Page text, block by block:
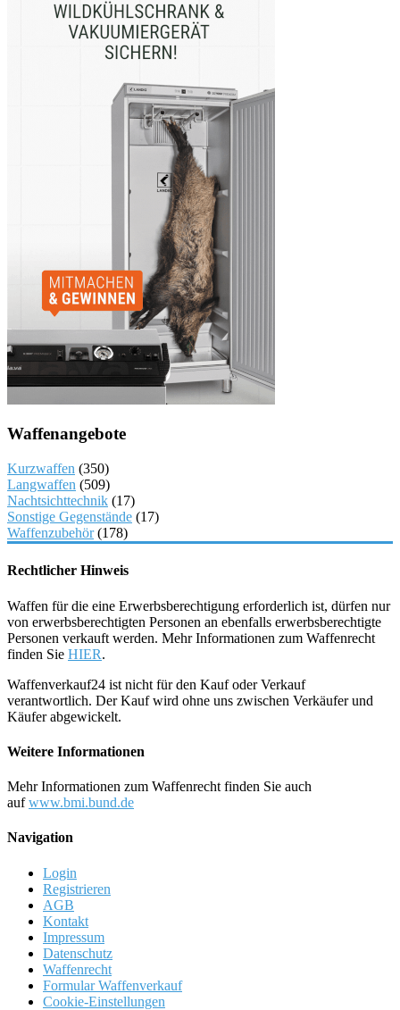
Waffenangebote
Kurzwaffen (350)
Langwaffen (509)
Nachtsichttechnik (17)
Sonstige Gegenstände (17)
Waffenzubehör(178)
Rechtlicher Hinweis
Waffen für die eine Erwerbsberechtigung erforderlich ist, dürfen nur
von erwerbsberechtigten Personen an ebenfalls erwerbsberechtigte
Personen verkauft werden. Mehr Informationen zum Waffenrecht
finden Sie HIER.
Waffenverkauf24 ist nicht für den Kauf oder Verkauf
verantwortlich. Der Kauf wird ohne uns zwischen Verkäufer und
Käufer abgewickelt.
Weitere Informationen
Mehr Informationen zum Waffenrecht finden Sie auch
aufwww.bmi.bund.de
Navigation
Login
Registrieren
AGB
Kontakt
Impressum
Datenschutz
Waffenrecht
Formular Waffenverkauf
Cookie-Einstellungen